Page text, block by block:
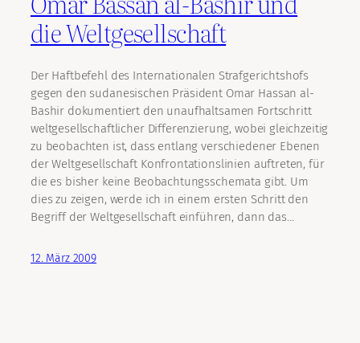
die Weltgesellschaft
Der Haftbefehl des Internationalen Strafgerichtshofs
gegen den sudanesischen Präsident Omar Hassan al-
Bashir dokumentiert den unaufhaltsamen Fortschritt
weltgesellschaftlicher Differenzierung, wobei gleichzeitig
zu beobachten ist, dass entlang verschiedener Ebenen
der Weltgesellschaft Konfrontationslinien auftreten, für
die es bisher keine Beobachtungsschemata gibt. Um
dies zu zeigen, werde ich in einem ersten Schritt den
Begriff der Weltgesellschaft einführen, dann das…
12. März 2009